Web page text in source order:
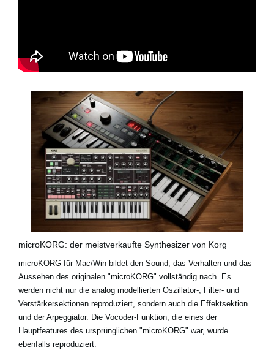
microKORG: der meistverkaufte Synthesizer von Korg
microKORG für Mac/Win bildet den Sound, das Verhalten und das
Aussehen des originalen "microKORG" vollständig nach. Es
werden nicht nur die analog modellierten Oszillator-, Filter- und
Verstärkersektionen reproduziert, sondern auch die Effektsektion
und der Arpeggiator. Die Vocoder-Funktion, die eines der
Hauptfeatures des ursprünglichen "microKORG" war, wurde
ebenfalls reproduziert.